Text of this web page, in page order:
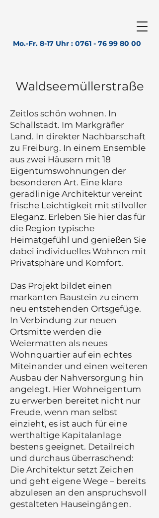
Mo.-Fr. 8-17 Uhr : 0761 - 76 99 80 00
Waldseemüllerstraße
Zeitlos schön wohnen. In
Schallstadt. Im Markgräfler
Land. In direkter Nachbarschaft
zu Freiburg. In einem Ensemble
aus zwei Häusern mit 18
Eigentumswohnungen der
besonderen Art. Eine klare
geradlinige Architektur vereint
frische Leichtigkeit mit stilvoller
Eleganz. Erleben Sie hier das für
die Region typische
Heimatgefühl und genießen Sie
dabei individuelles Wohnen mit
Privatsphäre und Komfort.
Das Projekt bildet einen
markanten Baustein zu einem
neu entstehenden Ortsgefüge.
In Verbindung zur neuen
Ortsmitte werden die
Weiermatten als neues
Wohnquartier auf ein echtes
Miteinander und einen weiteren
Ausbau der Nahversorgung hin
angelegt. Hier Wohneigentum
zu erwerben bereitet nicht nur
Freude, wenn man selbst
einzieht, es ist auch für eine
werthaltige Kapitalanlage
bestens geeignet. Detailreich
und durchaus überraschend:
Die Architektur setzt Zeichen
und geht eigene Wege – bereits
abzulesen an den anspruchsvoll
gestalteten Hauseingängen.